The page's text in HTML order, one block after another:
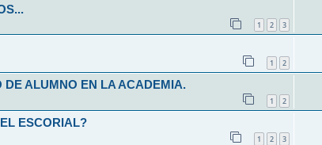
1 2 3
1 2
ALUMNO EN LA ACADEMIA.
1 2
ESCORIAL?
1 2 3